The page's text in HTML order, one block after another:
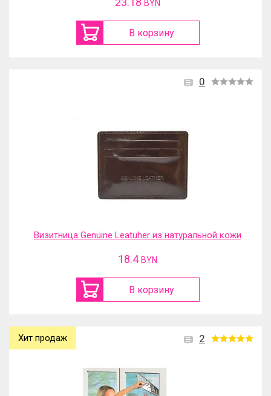
BYN
В корзину
0
Визитница Genuine Leatuher из натуральной кожи
18.4 BYN
В корзину
2
Хит продаж